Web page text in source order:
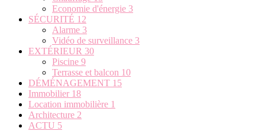
Economie d'énergie 3
SÉCURITÉ 12
Alarme 3
Vidéo de surveillance 3
EXTÉRIEUR 30
Piscine 9
Terrasse et balcon 10
DÉMÉNAGEMENT 15
Immobilier 18
Location immobilière 1
Architecture 2
ACTU 5